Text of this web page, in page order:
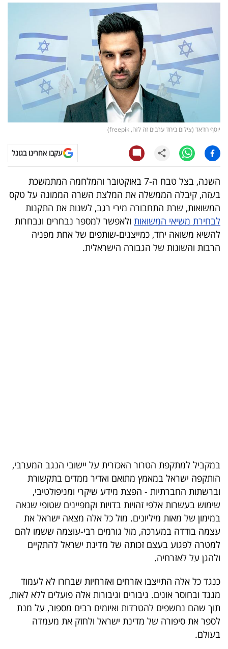
רכילות
עסקית
ויראלי
טלוויזיה
עסקי
ספורט
קריירה
ולימודים
הכלכלי
פודקאסט
40
UNDER
40
שיתופי
פעולה
יוסף חדאד (צילום ביחד ערבים זה לזה, freepik)
עקבו אחרינו בגוגל
השנה, בצל טבח ה-7 באוקטובר והמלחמה המתמשכת
בעזה, קיבלה הממשלה את המלצת השרה הממונה על טקס
המשואות, שרת התחבורה מירי רגב, לשנות את התקנות
לבחירת משיאי המשואות ולאפשר למספר נבחרים ונבחרות
להשיא משואה יחד, כמייצגים-שותפים של אחת מפניה
הרבות והשונות של הגבורה הישראלית.
במקביל למתקפת הטרור האכזרית על יישובי הנגב המערבי,
הותקפה ישראל במאמץ מתואם ואדיר ממדים בתקשורת
וברשתות החברתיות - הפצת מידע שיקרי ומניפולטיבי,
שימוש בעשרות אלפי זהויות בדויות וקמפיינים שטופי שנאה
במימון של מאות מיליונים. מול כל אלה מצאה ישראל את
עצמה בודדה במערכה, מול גורמים רבי-עוצמה ששמו להם
למטרה לפגוע בעצם זכותה של מדינת ישראל להתקיים
ולהגן על לאזרחיה.
כנגד כל אלה התייצבו אזרחים ואזרחיות שבחרו לא לעמוד
מנגד ובחוסר אונים. גיבורים וגיבורות אלה פועלים ללא לאות,
תוך שהם נחשפים להטרדות ואיומים רבים מספור, על מנת
לספר את סיפורה של מדינת ישראל ולחזק את מעמדה
בעולם.